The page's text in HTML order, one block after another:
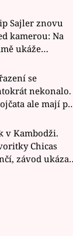
Sajler znovu
kamerou: Na
ukáže
recepty
se
nekonalo.
ale mají po
nůž na krku
v Kambodži.
Chicas
závod ukázal